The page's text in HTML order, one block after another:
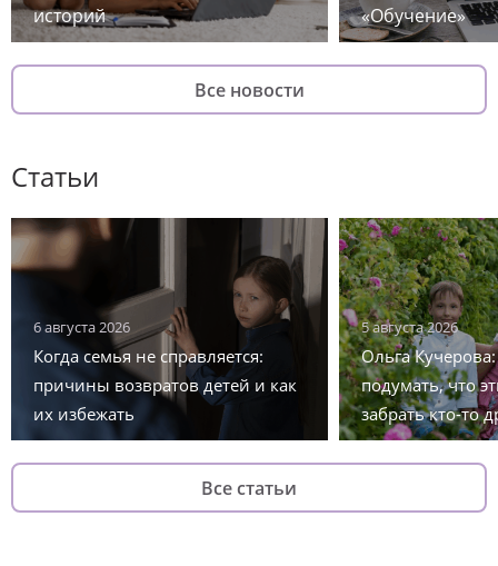
Статьи
6 августа 2026
Когда семья не справляется:
причины возвратов детей и как
их избежать
5 августа 2026
Ольга
подумать, что
забрать кто-то
Все статьи
историй
«Обучение»
Все новости